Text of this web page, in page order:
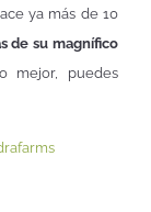
ya más de 10
de su magnífico
mejor, puedes